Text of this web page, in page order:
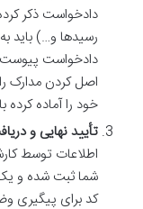
دادخواست ذکر کرده
رسیدها و…) باید
دادخواست پیوست
اصل کردن مدارک
خود را آماده کرده
تأیید نهایی و
اطلاعات توسط
شما ثبت شده و
کد برای پیگیری